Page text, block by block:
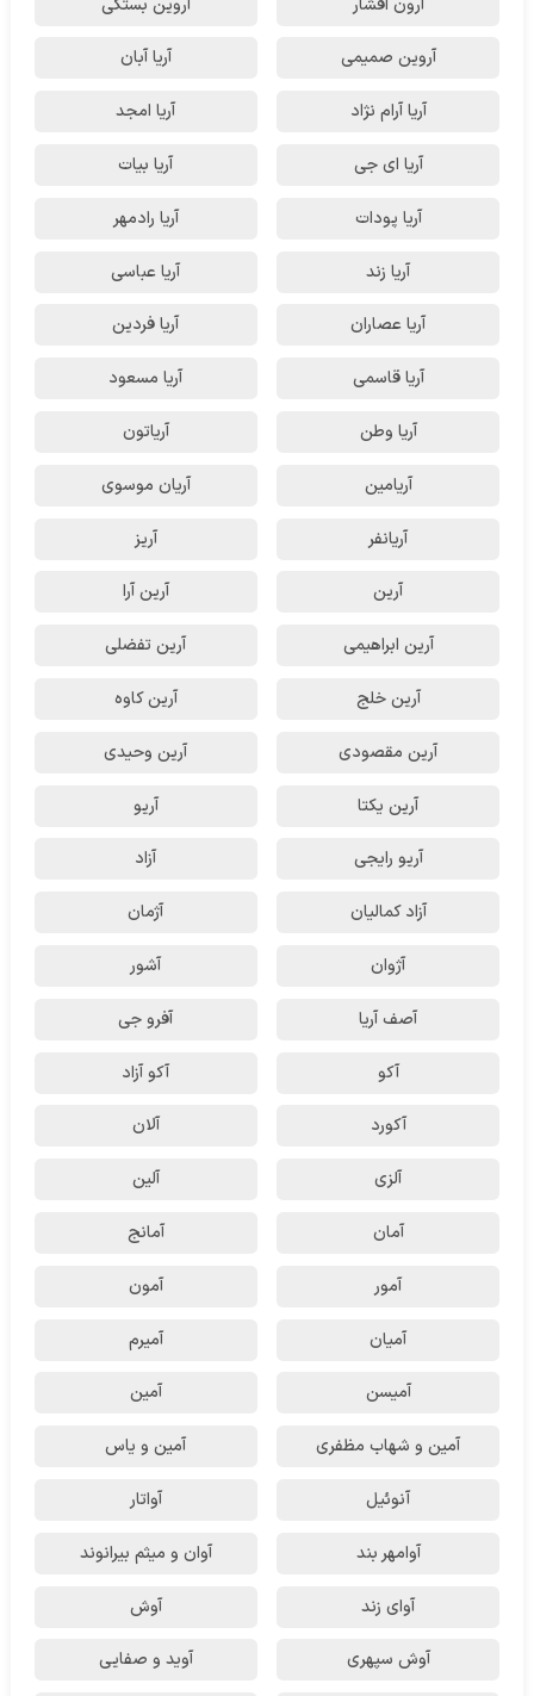
آروین صمیمی آریا آبان
آریا آرام نژاد آریا امجد
آریا ای جی آریا بیات
آریا پودات آریا رادمهر
آریا زند آریا عباسی
آریا عصاران آریا فردین
آریا قاسمی آریا مسعود
آریا وطن آریاتون
آریامین آریان موسوی
آریانفر آریز
آرین آرین آرا
آرین ابراهیمی آرین تفضلی
آرین خلج آرین کاوه
آرین مقصودی آرین وحیدی
آرین یکتا آریو
آریو رایجی آزاد
آزاد کمالیان آژمان
آژوان آشور
آصف آریا آفرو جی
آکو آکو آزاد
آکورد آلان
آلزی آلین
آمان آمانج
آمور آمون
آمیان آمیرم
آمیسن آمین
آمین و شهاب مظفری آمین و یاس
آنوئیل آواتار
آوامهر بند آوان و میثم بیرانوند
آوای زند آوش
آوش سپهری آوید و صفایی